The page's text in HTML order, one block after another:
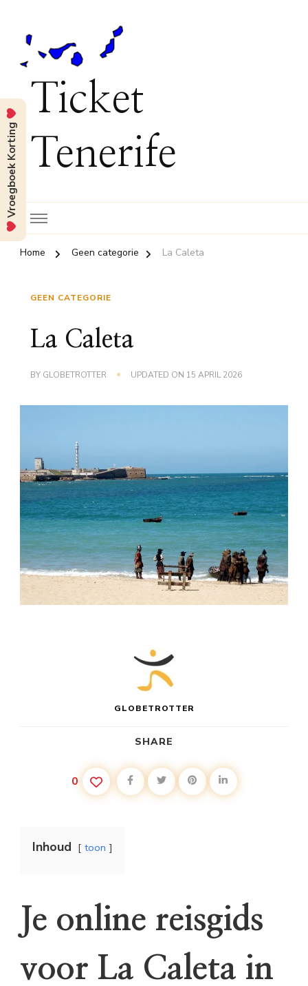
Ticket
Tenerife
Home Geen categorie La Caleta
GEEN CATEGORIE
La Caleta
BY GLOBETROTTER UPDATED ON 15 APRIL 2026
GLOBETROTTER
SHARE
0
Inhoud toon
Je online reisgids
voor La Caleta in
Vroegboek Korting